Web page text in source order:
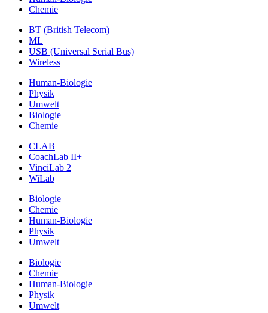
Chemie
BT (British Telecom)
ML
USB (Universal Serial Bus)
Wireless
Human-Biologie
Physik
Umwelt
Biologie
Chemie
CLAB
CoachLab II+
VinciLab 2
WiLab
Biologie
Chemie
Human-Biologie
Physik
Umwelt
Biologie
Chemie
Human-Biologie
Physik
Umwelt